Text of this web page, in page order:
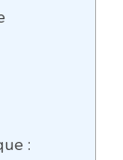
: